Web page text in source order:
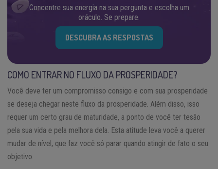
Concentre sua energia na sua pergunta e escolha um
oráculo. Se prepare.
DESCUBRA AS RESPOSTAS
COMO ENTRAR NO FLUXO DA PROSPERIDADE?
Você deve ter um compromisso consigo e com sua prosperidade
se deseja chegar neste fluxo da prosperidade. Além disso, isso
requer um certo grau de maturidade, a ponto de você ter tesão
pela sua vida e pela melhora dela. Esta atitude leva você a querer
mudar de nível, que faz você só parar quando atingir de fato o seu
objetivo.